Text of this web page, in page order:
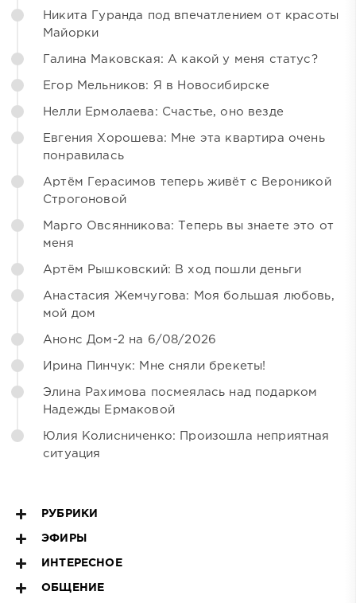
Никита Гуранда под впечатлением от красоты
Майорки
Галина Маковская: А какой у меня статус?
Егор Мельников: Я в Новосибирске
Нелли Ермолаева: Счастье, оно везде
Евгения Хорошева: Мне эта квартира очень
понравилась
Артём Герасимов теперь живёт с Вероникой
Строгоновой
Марго Овсянникова: Теперь вы знаете это от
меня
Артём Рышковский: В ход пошли деньги
Анастасия Жемчугова: Моя большая любовь,
мой дом
Анонс Дом-2 на 6/08/2026
Ирина Пинчук: Мне сняли брекеты!
Элина Рахимова посмеялась над подарком
Надежды Ермаковой
Юлия Колисниченко: Произошла неприятная
ситуация
РУБРИКИ
ЭФИРЫ
ИНТЕРЕСНОЕ
ОБЩЕНИЕ